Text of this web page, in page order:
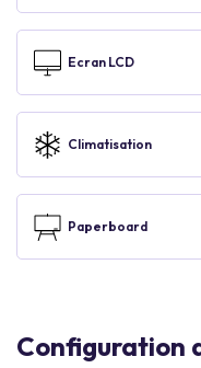
Ecran LCD
Climatisation
Paperboard
Configuration